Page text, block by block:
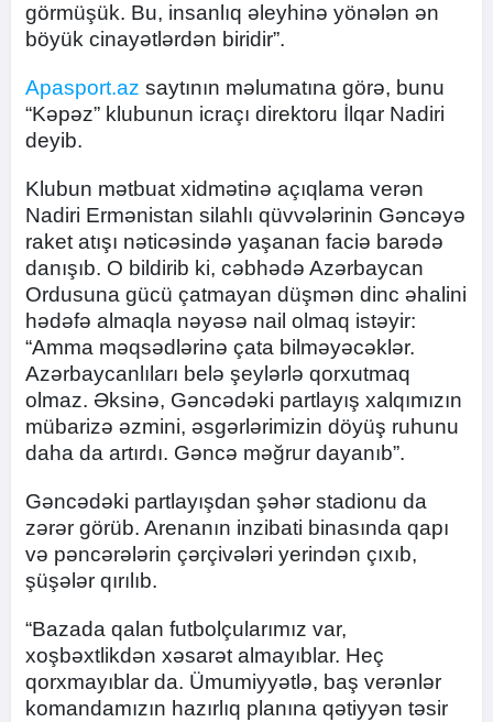
görmüşük. Bu, insanlıq əleyhinə yönələn ən
böyük cinayətlərdən biridir”.
Apasport.az saytının məlumatına görə, bunu
“Kəpəz” klubunun icraçı direktoru İlqar Nadiri
deyib.
Klubun mətbuat xidmətinə açıqlama verən
Nadiri Ermənistan silahlı qüvvələrinin Gəncəyə
raket atışı nəticəsində yaşanan faciə barədə
danışıb. O bildirib ki, cəbhədə Azərbaycan
Ordusuna gücü çatmayan düşmən dinc əhalini
hədəfə almaqla nəyəsə nail olmaq istəyir:
“Amma məqsədlərinə çata bilməyəcəklər.
Azərbaycanlıları belə şeylərlə qorxutmaq
olmaz. Əksinə, Gəncədəki partlayış xalqımızın
mübarizə əzmini, əsgərlərimizin döyüş ruhunu
daha da artırdı. Gəncə məğrur dayanıb”.
Gəncədəki partlayışdan şəhər stadionu da
zərər görüb. Arenanın inzibati binasında qapı
və pəncərələrin çərçivələri yerindən çıxıb,
şüşələr qırılıb.
“Bazada qalan futbolçularımız var,
xoşbəxtlikdən xəsarət almayıblar. Heç
qorxmayıblar da. Ümumiyyətlə, baş verənlər
komandamızın hazırlıq planına qətiyyən təsir